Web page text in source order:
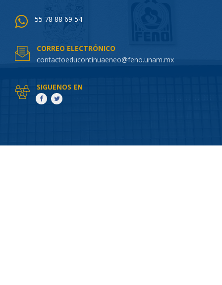
55 78 88 69 54
CORREO ELECTRÓNICO
contactoeducontinuaeneo@feno.unam.mx
SIGUENOS EN